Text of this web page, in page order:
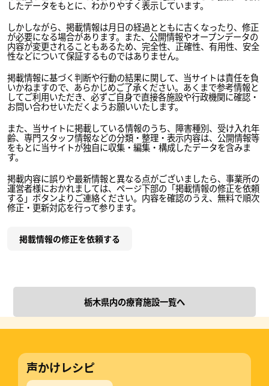
したデータをもとに、わかりやすく表示しています。
しかしながら、掲載情報は月日の経過とともに古くなったり、修正
が必要になる場合があります。また、公開情報やオープンデータの
内容が変更されることもあるため、完全性、正確性、有用性、安全
性などについて保証するものではありません。
掲載情報に基づく判断や行動の結果に関して、当サイトは責任を負
いかねますので、あらかじめご了承ください。あくまで参考情報と
してご利用いただき、必ずご自身で直接各施設や行政機関に確認・
お問い合わせいただくようお願いいたします。
また、当サイトに掲載している情報のうち、障害種別、受け入れ年
齢、専門スタッフ情報などの分類・整理・表示内容は、公開情報等
をもとに当サイトが独自に収集・編集・構成したデータを含みま
す。
掲載内容に誤りや最新情報と異なる点がございましたら、事業所の
運営者様におかれましては、ページ下部の「掲載情報の修正を依頼
する」ボタンよりご連絡ください。内容を確認のうえ、無料で順次
修正・更新対応を行って参ります。
掲載情報の修正を依頼する
栃木県内の療育施設一覧へ
声かけレシピ